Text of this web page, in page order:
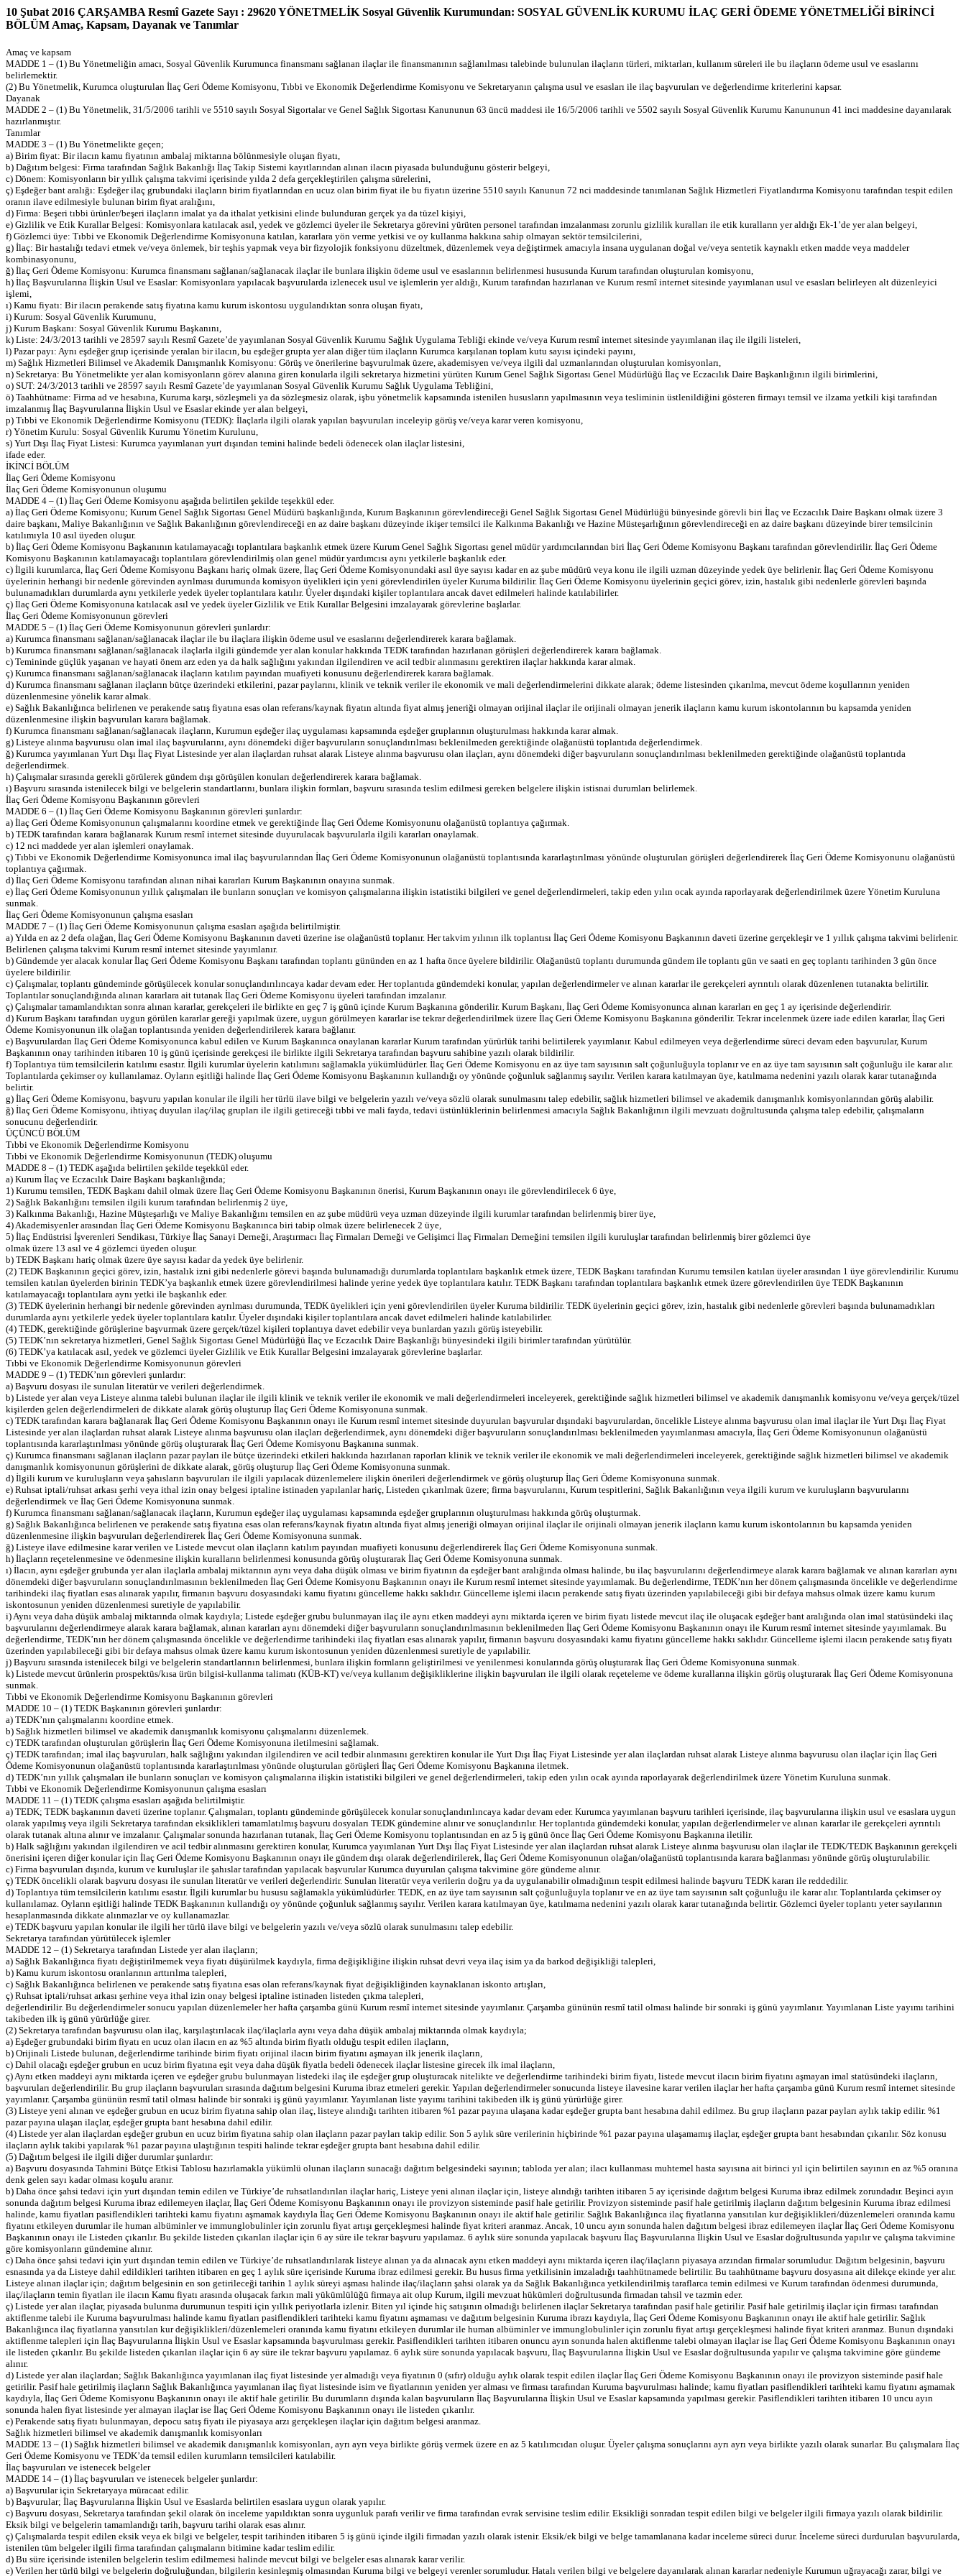
10 Şubat 2016 ÇARŞAMBA Resmî Gazete Sayı : 29620 YÖNETMELİK Sosyal Güvenlik Kurumundan: SOSYAL GÜVENLİK KURUMU İLAÇ GERİ ÖDEME YÖNETMELİĞİ BİRİNCİ
BÖLÜM Amaç, Kapsam, Dayanak ve Tanımlar
Amaç ve kapsam
MADDE 1 – (1) Bu Yönetmeliğin amacı, Sosyal Güvenlik Kurumunca finansmanı sağlanan ilaçlar ile finansmanının sağlanılması talebinde bulunulan ilaçların türleri, miktarları, kullanım süreleri ile bu ilaçların ödeme usul ve esaslarını
belirlemektir.
(2) Bu Yönetmelik, Kurumca oluşturulan İlaç Geri Ödeme Komisyonu, Tıbbi ve Ekonomik Değerlendirme Komisyonu ve Sekretaryanın çalışma usul ve esasları ile ilaç başvuruları ve değerlendirme kriterlerini kapsar.
Dayanak
MADDE 2 – (1) Bu Yönetmelik, 31/5/2006 tarihli ve 5510 sayılı Sosyal Sigortalar ve Genel Sağlık Sigortası Kanununun 63 üncü maddesi ile 16/5/2006 tarihli ve 5502 sayılı Sosyal Güvenlik Kurumu Kanununun 41 inci maddesine dayanılarak
hazırlanmıştır.
Tanımlar
MADDE 3 – (1) Bu Yönetmelikte geçen;
a) Birim fiyat: Bir ilacın kamu fiyatının ambalaj miktarına bölünmesiyle oluşan fiyatı,
b) Dağıtım belgesi: Firma tarafından Sağlık Bakanlığı İlaç Takip Sistemi kayıtlarından alınan ilacın piyasada bulunduğunu gösterir belgeyi,
c) Dönem: Komisyonların bir yıllık çalışma takvimi içerisinde yılda 2 defa gerçekleştirilen çalışma sürelerini,
ç) Eşdeğer bant aralığı: Eşdeğer ilaç grubundaki ilaçların birim fiyatlarından en ucuz olan birim fiyat ile bu fiyatın üzerine 5510 sayılı Kanunun 72 nci maddesinde tanımlanan Sağlık Hizmetleri Fiyatlandırma Komisyonu tarafından tespit edilen
oranın ilave edilmesiyle bulunan birim fiyat aralığını,
d) Firma: Beşeri tıbbi ürünler/beşeri ilaçların imalat ya da ithalat yetkisini elinde bulunduran gerçek ya da tüzel kişiyi,
e) Gizlilik ve Etik Kurallar Belgesi: Komisyonlara katılacak asıl, yedek ve gözlemci üyeler ile Sekretarya görevini yürüten personel tarafından imzalanması zorunlu gizlilik kuralları ile etik kuralların yer aldığı Ek-1’de yer alan belgeyi,
f) Gözlemci üye: Tıbbi ve Ekonomik Değerlendirme Komisyonuna katılan, kararlara yön verme yetkisi ve oy kullanma hakkına sahip olmayan sektör temsilcilerini,
g) İlaç: Bir hastalığı tedavi etmek ve/veya önlemek, bir teşhis yapmak veya bir fizyolojik fonksiyonu düzeltmek, düzenlemek veya değiştirmek amacıyla insana uygulanan doğal ve/veya sentetik kaynaklı etken madde veya maddeler
kombinasyonunu,
ğ) İlaç Geri Ödeme Komisyonu: Kurumca finansmanı sağlanan/sağlanacak ilaçlar ile bunlara ilişkin ödeme usul ve esaslarının belirlenmesi hususunda Kurum tarafından oluşturulan komisyonu,
h) İlaç Başvurularına İlişkin Usul ve Esaslar: Komisyonlara yapılacak başvurularda izlenecek usul ve işlemlerin yer aldığı, Kurum tarafından hazırlanan ve Kurum resmî internet sitesinde yayımlanan usul ve esasları belirleyen alt düzenleyici
işlemi,
ı) Kamu fiyatı: Bir ilacın perakende satış fiyatına kamu kurum iskontosu uygulandıktan sonra oluşan fiyatı,
i) Kurum: Sosyal Güvenlik Kurumunu,
j) Kurum Başkanı: Sosyal Güvenlik Kurumu Başkanını,
k) Liste: 24/3/2013 tarihli ve 28597 sayılı Resmî Gazete’de yayımlanan Sosyal Güvenlik Kurumu Sağlık Uygulama Tebliği ekinde ve/veya Kurum resmî internet sitesinde yayımlanan ilaç ile ilgili listeleri,
l) Pazar payı: Aynı eşdeğer grup içerisinde yeralan bir ilacın, bu eşdeğer grupta yer alan diğer tüm ilaçların Kurumca karşılanan toplam kutu sayısı içindeki payını,
m) Sağlık Hizmetleri Bilimsel ve Akademik Danışmanlık Komisyonu: Görüş ve önerilerine başvurulmak üzere, akademisyen ve/veya ilgili dal uzmanlarından oluşturulan komisyonları,
n) Sekretarya: Bu Yönetmelikte yer alan komisyonların görev alanına giren konularla ilgili sekretarya hizmetini yürüten Kurum Genel Sağlık Sigortası Genel Müdürlüğü İlaç ve Eczacılık Daire Başkanlığının ilgili birimlerini,
o) SUT: 24/3/2013 tarihli ve 28597 sayılı Resmî Gazete’de yayımlanan Sosyal Güvenlik Kurumu Sağlık Uygulama Tebliğini,
ö) Taahhütname: Firma ad ve hesabına, Kuruma karşı, sözleşmeli ya da sözleşmesiz olarak, işbu yönetmelik kapsamında istenilen hususların yapılmasının veya tesliminin üstlenildiğini gösteren firmayı temsil ve ilzama yetkili kişi tarafından
imzalanmış İlaç Başvurularına İlişkin Usul ve Esaslar ekinde yer alan belgeyi,
p) Tıbbi ve Ekonomik Değerlendirme Komisyonu (TEDK): İlaçlarla ilgili olarak yapılan başvuruları inceleyip görüş ve/veya karar veren komisyonu,
r) Yönetim Kurulu: Sosyal Güvenlik Kurumu Yönetim Kurulunu,
s) Yurt Dışı İlaç Fiyat Listesi: Kurumca yayımlanan yurt dışından temini halinde bedeli ödenecek olan ilaçlar listesini,
ifade eder.
İKİNCİ BÖLÜM
İlaç Geri Ödeme Komisyonu
İlaç Geri Ödeme Komisyonunun oluşumu
MADDE 4 – (1) İlaç Geri Ödeme Komisyonu aşağıda belirtilen şekilde teşekkül eder.
a) İlaç Geri Ödeme Komisyonu; Kurum Genel Sağlık Sigortası Genel Müdürü başkanlığında, Kurum Başkanının görevlendireceği Genel Sağlık Sigortası Genel Müdürlüğü bünyesinde görevli biri İlaç ve Eczacılık Daire Başkanı olmak üzere 3
daire başkanı, Maliye Bakanlığının ve Sağlık Bakanlığının görevlendireceği en az daire başkanı düzeyinde ikişer temsilci ile Kalkınma Bakanlığı ve Hazine Müsteşarlığının görevlendireceği en az daire başkanı düzeyinde birer temsilcinin
katılımıyla 10 asıl üyeden oluşur.
b) İlaç Geri Ödeme Komisyonu Başkanının katılamayacağı toplantılara başkanlık etmek üzere Kurum Genel Sağlık Sigortası genel müdür yardımcılarından biri İlaç Geri Ödeme Komisyonu Başkanı tarafından görevlendirilir. İlaç Geri Ödeme
Komisyonu Başkanının katılamayacağı toplantılara görevlendirilmiş olan genel müdür yardımcısı aynı yetkilerle başkanlık eder.
c) İlgili kurumlarca, İlaç Geri Ödeme Komisyonu Başkanı hariç olmak üzere, İlaç Geri Ödeme Komisyonundaki asıl üye sayısı kadar en az şube müdürü veya konu ile ilgili uzman düzeyinde yedek üye belirlenir. İlaç Geri Ödeme Komisyonu
üyelerinin herhangi bir nedenle görevinden ayrılması durumunda komisyon üyelikleri için yeni görevlendirilen üyeler Kuruma bildirilir. İlaç Geri Ödeme Komisyonu üyelerinin geçici görev, izin, hastalık gibi nedenlerle görevleri başında
bulunamadıkları durumlarda aynı yetkilerle yedek üyeler toplantılara katılır. Üyeler dışındaki kişiler toplantılara ancak davet edilmeleri halinde katılabilirler.
ç) İlaç Geri Ödeme Komisyonuna katılacak asıl ve yedek üyeler Gizlilik ve Etik Kurallar Belgesini imzalayarak görevlerine başlarlar.
İlaç Geri Ödeme Komisyonunun görevleri
MADDE 5 – (1) İlaç Geri Ödeme Komisyonunun görevleri şunlardır:
a) Kurumca finansmanı sağlanan/sağlanacak ilaçlar ile bu ilaçlara ilişkin ödeme usul ve esaslarını değerlendirerek karara bağlamak.
b) Kurumca finansmanı sağlanan/sağlanacak ilaçlarla ilgili gündemde yer alan konular hakkında TEDK tarafından hazırlanan görüşleri değerlendirerek karara bağlamak.
c) Temininde güçlük yaşanan ve hayati önem arz eden ya da halk sağlığını yakından ilgilendiren ve acil tedbir alınmasını gerektiren ilaçlar hakkında karar almak.
ç) Kurumca finansmanı sağlanan/sağlanacak ilaçların katılım payından muafiyeti konusunu değerlendirerek karara bağlamak.
d) Kurumca finansmanı sağlanan ilaçların bütçe üzerindeki etkilerini, pazar paylarını, klinik ve teknik veriler ile ekonomik ve mali değerlendirmelerini dikkate alarak; ödeme listesinden çıkarılma, mevcut ödeme koşullarının yeniden
düzenlenmesine yönelik karar almak.
e) Sağlık Bakanlığınca belirlenen ve perakende satış fiyatına esas olan referans/kaynak fiyatın altında fiyat almış jeneriği olmayan orijinal ilaçlar ile orijinali olmayan jenerik ilaçların kamu kurum iskontolarının bu kapsamda yeniden
düzenlenmesine ilişkin başvuruları karara bağlamak.
f) Kurumca finansmanı sağlanan/sağlanacak ilaçların, Kurumun eşdeğer ilaç uygulaması kapsamında eşdeğer gruplarının oluşturulması hakkında karar almak.
g) Listeye alınma başvurusu olan imal ilaç başvurularını, aynı dönemdeki diğer başvuruların sonuçlandırılması beklenilmeden gerektiğinde olağanüstü toplantıda değerlendirmek.
ğ) Kurumca yayımlanan Yurt Dışı İlaç Fiyat Listesinde yer alan ilaçlardan ruhsat alarak Listeye alınma başvurusu olan ilaçları, aynı dönemdeki diğer başvuruların sonuçlandırılması beklenilmeden gerektiğinde olağanüstü toplantıda
değerlendirmek.
h) Çalışmalar sırasında gerekli görülerek gündem dışı görüşülen konuları değerlendirerek karara bağlamak.
ı) Başvuru sırasında istenilecek bilgi ve belgelerin standartlarını, bunlara ilişkin formları, başvuru sırasında teslim edilmesi gereken belgelere ilişkin istisnai durumları belirlemek.
İlaç Geri Ödeme Komisyonu Başkanının görevleri
MADDE 6 – (1) İlaç Geri Ödeme Komisyonu Başkanının görevleri şunlardır:
a) İlaç Geri Ödeme Komisyonunun çalışmalarını koordine etmek ve gerektiğinde İlaç Geri Ödeme Komisyonunu olağanüstü toplantıya çağırmak.
b) TEDK tarafından karara bağlanarak Kurum resmî internet sitesinde duyurulacak başvurularla ilgili kararları onaylamak.
c) 12 nci maddede yer alan işlemleri onaylamak.
ç) Tıbbi ve Ekonomik Değerlendirme Komisyonunca imal ilaç başvurularından İlaç Geri Ödeme Komisyonunun olağanüstü toplantısında kararlaştırılması yönünde oluşturulan görüşleri değerlendirerek İlaç Geri Ödeme Komisyonunu olağanüstü
toplantıya çağırmak.
d) İlaç Geri Ödeme Komisyonu tarafından alınan nihai kararları Kurum Başkanının onayına sunmak.
e) İlaç Geri Ödeme Komisyonunun yıllık çalışmaları ile bunların sonuçları ve komisyon çalışmalarına ilişkin istatistiki bilgileri ve genel değerlendirmeleri, takip eden yılın ocak ayında raporlayarak değerlendirilmek üzere Yönetim Kuruluna
sunmak.
İlaç Geri Ödeme Komisyonunun çalışma esasları
MADDE 7 – (1) İlaç Geri Ödeme Komisyonunun çalışma esasları aşağıda belirtilmiştir.
a) Yılda en az 2 defa olağan, İlaç Geri Ödeme Komisyonu Başkanının daveti üzerine ise olağanüstü toplanır. Her takvim yılının ilk toplantısı İlaç Geri Ödeme Komisyonu Başkanının daveti üzerine gerçekleşir ve 1 yıllık çalışma takvimi belirlenir.
Belirlenen çalışma takvimi Kurum resmî internet sitesinde yayımlanır.
b) Gündemde yer alacak konular İlaç Geri Ödeme Komisyonu Başkanı tarafından toplantı gününden en az 1 hafta önce üyelere bildirilir. Olağanüstü toplantı durumunda gündem ile toplantı gün ve saati en geç toplantı tarihinden 3 gün önce
üyelere bildirilir.
c) Çalışmalar, toplantı gündeminde görüşülecek konular sonuçlandırılıncaya kadar devam eder. Her toplantıda gündemdeki konular, yapılan değerlendirmeler ve alınan kararlar ile gerekçeleri ayrıntılı olarak düzenlenen tutanakta belirtilir.
Toplantılar sonuçlandığında alınan kararlara ait tutanak İlaç Geri Ödeme Komisyonu üyeleri tarafından imzalanır.
ç) Çalışmalar tamamlandıktan sonra alınan kararlar, gerekçeleri ile birlikte en geç 7 iş günü içinde Kurum Başkanına gönderilir. Kurum Başkanı, İlaç Geri Ödeme Komisyonunca alınan kararları en geç 1 ay içerisinde değerlendirir.
d) Kurum Başkanı tarafından uygun görülen kararlar gereği yapılmak üzere, uygun görülmeyen kararlar ise tekrar değerlendirilmek üzere İlaç Geri Ödeme Komisyonu Başkanına gönderilir. Tekrar incelenmek üzere iade edilen kararlar, İlaç Geri
Ödeme Komisyonunun ilk olağan toplantısında yeniden değerlendirilerek karara bağlanır.
e) Başvurulardan İlaç Geri Ödeme Komisyonunca kabul edilen ve Kurum Başkanınca onaylanan kararlar Kurum tarafından yürürlük tarihi belirtilerek yayımlanır. Kabul edilmeyen veya değerlendirme süreci devam eden başvurular, Kurum
Başkanının onay tarihinden itibaren 10 iş günü içerisinde gerekçesi ile birlikte ilgili Sekretarya tarafından başvuru sahibine yazılı olarak bildirilir.
f) Toplantıya tüm temsilcilerin katılımı esastır. İlgili kurumlar üyelerin katılımını sağlamakla yükümlüdürler. İlaç Geri Ödeme Komisyonu en az üye tam sayısının salt çoğunluğuyla toplanır ve en az üye tam sayısının salt çoğunluğu ile karar alır.
Toplantılarda çekimser oy kullanılamaz. Oyların eşitliği halinde İlaç Geri Ödeme Komisyonu Başkanının kullandığı oy yönünde çoğunluk sağlanmış sayılır. Verilen karara katılmayan üye, katılmama nedenini yazılı olarak karar tutanağında
belirtir.
g) İlaç Geri Ödeme Komisyonu, başvuru yapılan konular ile ilgili her türlü ilave bilgi ve belgelerin yazılı ve/veya sözlü olarak sunulmasını talep edebilir, sağlık hizmetleri bilimsel ve akademik danışmanlık komisyonlarından görüş alabilir.
ğ) İlaç Geri Ödeme Komisyonu, ihtiyaç duyulan ilaç/ilaç grupları ile ilgili getireceği tıbbi ve mali fayda, tedavi üstünlüklerinin belirlenmesi amacıyla Sağlık Bakanlığının ilgili mevzuatı doğrultusunda çalışma talep edebilir, çalışmaların
sonucunu değerlendirir.
ÜÇÜNCÜ BÖLÜM
Tıbbi ve Ekonomik Değerlendirme Komisyonu
Tıbbi ve Ekonomik Değerlendirme Komisyonunun (TEDK) oluşumu
MADDE 8 – (1) TEDK aşağıda belirtilen şekilde teşekkül eder.
a) Kurum İlaç ve Eczacılık Daire Başkanı başkanlığında;
1) Kurumu temsilen, TEDK Başkanı dahil olmak üzere İlaç Geri Ödeme Komisyonu Başkanının önerisi, Kurum Başkanının onayı ile görevlendirilecek 6 üye,
2) Sağlık Bakanlığını temsilen ilgili kurum tarafından belirlenmiş 2 üye,
3) Kalkınma Bakanlığı, Hazine Müşteşarlığı ve Maliye Bakanlığını temsilen en az şube müdürü veya uzman düzeyinde ilgili kurumlar tarafından belirlenmiş birer üye,
4) Akademisyenler arasından İlaç Geri Ödeme Komisyonu Başkanınca biri tabip olmak üzere belirlenecek 2 üye,
5) İlaç Endüstrisi İşverenleri Sendikası, Türkiye İlaç Sanayi Derneği, Araştırmacı İlaç Firmaları Derneği ve Gelişimci İlaç Firmaları Derneğini temsilen ilgili kuruluşlar tarafından belirlenmiş birer gözlemci üye
olmak üzere 13 asıl ve 4 gözlemci üyeden oluşur.
b) TEDK Başkanı hariç olmak üzere üye sayısı kadar da yedek üye belirlenir.
(2) TEDK Başkanının geçici görev, izin, hastalık izni gibi nedenlerle görevi başında bulunamadığı durumlarda toplantılara başkanlık etmek üzere, TEDK Başkanı tarafından Kurumu temsilen katılan üyeler arasından 1 üye görevlendirilir. Kurumu
temsilen katılan üyelerden birinin TEDK’ya başkanlık etmek üzere görevlendirilmesi halinde yerine yedek üye toplantılara katılır. TEDK Başkanı tarafından toplantılara başkanlık etmek üzere görevlendirilen üye TEDK Başkanının
katılamayacağı toplantılara aynı yetki ile başkanlık eder.
(3) TEDK üyelerinin herhangi bir nedenle görevinden ayrılması durumunda, TEDK üyelikleri için yeni görevlendirilen üyeler Kuruma bildirilir. TEDK üyelerinin geçici görev, izin, hastalık gibi nedenlerle görevleri başında bulunamadıkları
durumlarda aynı yetkilerle yedek üyeler toplantılara katılır. Üyeler dışındaki kişiler toplantılara ancak davet edilmeleri halinde katılabilirler.
(4) TEDK, gerektiğinde görüşlerine başvurmak üzere gerçek/tüzel kişileri toplantıya davet edebilir veya bunlardan yazılı görüş isteyebilir.
(5) TEDK’nın sekretarya hizmetleri, Genel Sağlık Sigortası Genel Müdürlüğü İlaç ve Eczacılık Daire Başkanlığı bünyesindeki ilgili birimler tarafından yürütülür.
(6) TEDK’ya katılacak asıl, yedek ve gözlemci üyeler Gizlilik ve Etik Kurallar Belgesini imzalayarak görevlerine başlarlar.
Tıbbi ve Ekonomik Değerlendirme Komisyonunun görevleri
MADDE 9 – (1) TEDK’nın görevleri şunlardır:
a) Başvuru dosyası ile sunulan literatür ve verileri değerlendirmek.
b) Listede yer alan veya Listeye alınma talebi bulunan ilaçlar ile ilgili klinik ve teknik veriler ile ekonomik ve mali değerlendirmeleri inceleyerek, gerektiğinde sağlık hizmetleri bilimsel ve akademik danışmanlık komisyonu ve/veya gerçek/tüzel
kişilerden gelen değerlendirmeleri de dikkate alarak görüş oluşturup İlaç Geri Ödeme Komisyonuna sunmak.
c) TEDK tarafından karara bağlanarak İlaç Geri Ödeme Komisyonu Başkanının onayı ile Kurum resmî internet sitesinde duyurulan başvurular dışındaki başvurulardan, öncelikle Listeye alınma başvurusu olan imal ilaçlar ile Yurt Dışı İlaç Fiyat
Listesinde yer alan ilaçlardan ruhsat alarak Listeye alınma başvurusu olan ilaçları değerlendirmek, aynı dönemdeki diğer başvuruların sonuçlandırılması beklenilmeden yayımlanması amacıyla, İlaç Geri Ödeme Komisyonunun olağanüstü
toplantısında kararlaştırılması yönünde görüş oluşturarak İlaç Geri Ödeme Komisyonu Başkanına sunmak.
ç) Kurumca finansmanı sağlanan ilaçların pazar payları ile bütçe üzerindeki etkileri hakkında hazırlanan raporları klinik ve teknik veriler ile ekonomik ve mali değerlendirmeleri inceleyerek, gerektiğinde sağlık hizmetleri bilimsel ve akademik
danışmanlık komisyonunun görüşlerini de dikkate alarak, görüş oluşturup İlaç Geri Ödeme Komisyonuna sunmak.
d) İlgili kurum ve kuruluşların veya şahısların başvuruları ile ilgili yapılacak düzenlemelere ilişkin önerileri değerlendirmek ve görüş oluşturup İlaç Geri Ödeme Komisyonuna sunmak.
e) Ruhsat iptali/ruhsat arkası şerhi veya ithal izin onay belgesi iptaline istinaden yapılanlar hariç, Listeden çıkarılmak üzere; firma başvurularını, Kurum tespitlerini, Sağlık Bakanlığının veya ilgili kurum ve kuruluşların başvurularını
değerlendirmek ve İlaç Geri Ödeme Komisyonuna sunmak.
f) Kurumca finansmanı sağlanan/sağlanacak ilaçların, Kurumun eşdeğer ilaç uygulaması kapsamında eşdeğer gruplarının oluşturulması hakkında görüş oluşturmak.
g) Sağlık Bakanlığınca belirlenen ve perakende satış fiyatına esas olan referans/kaynak fiyatın altında fiyat almış jeneriği olmayan orijinal ilaçlar ile orijinali olmayan jenerik ilaçların kamu kurum iskontolarının bu kapsamda yeniden
düzenlenmesine ilişkin başvuruları değerlendirerek İlaç Geri Ödeme Komisyonuna sunmak.
ğ) Listeye ilave edilmesine karar verilen ve Listede mevcut olan ilaçların katılım payından muafiyeti konusunu değerlendirerek İlaç Geri Ödeme Komisyonuna sunmak.
h) İlaçların reçetelenmesine ve ödenmesine ilişkin kuralların belirlenmesi konusunda görüş oluşturarak İlaç Geri Ödeme Komisyonuna sunmak.
ı) İlacın, aynı eşdeğer grubunda yer alan ilaçlarla ambalaj miktarının aynı veya daha düşük olması ve birim fiyatının da eşdeğer bant aralığında olması halinde, bu ilaç başvurularını değerlendirmeye alarak karara bağlamak ve alınan kararları aynı
dönemdeki diğer başvuruların sonuçlandırılmasının beklenilmeden İlaç Geri Ödeme Komisyonu Başkanının onayı ile Kurum resmî internet sitesinde yayımlamak. Bu değerlendirme, TEDK’nın her dönem çalışmasında öncelikle ve değerlendirme
tarihindeki ilaç fiyatları esas alınarak yapılır, firmanın başvuru dosyasındaki kamu fiyatını güncelleme hakkı saklıdır. Güncelleme işlemi ilacın perakende satış fiyatı üzerinden yapılabileceği gibi bir defaya mahsus olmak üzere kamu kurum
iskontosunun yeniden düzenlenmesi suretiyle de yapılabilir.
i) Aynı veya daha düşük ambalaj miktarında olmak kaydıyla; Listede eşdeğer grubu bulunmayan ilaç ile aynı etken maddeyi aynı miktarda içeren ve birim fiyatı listede mevcut ilaç ile oluşacak eşdeğer bant aralığında olan imal statüsündeki ilaç
başvurularını değerlendirmeye alarak karara bağlamak, alınan kararları aynı dönemdeki diğer başvuruların sonuçlandırılmasının beklenilmeden İlaç Geri Ödeme Komisyonu Başkanının onayı ile Kurum resmî internet sitesinde yayımlamak. Bu
değerlendirme, TEDK’nın her dönem çalışmasında öncelikle ve değerlendirme tarihindeki ilaç fiyatları esas alınarak yapılır, firmanın başvuru dosyasındaki kamu fiyatını güncelleme hakkı saklıdır. Güncelleme işlemi ilacın perakende satış fiyatı
üzerinden yapılabileceği gibi bir defaya mahsus olmak üzere kamu kurum iskontosunun yeniden düzenlenmesi suretiyle de yapılabilir.
j) Başvuru sırasında istenilecek bilgi ve belgelerin standartlarının belirlenmesi, bunlara ilişkin formların geliştirilmesi ve yenilenmesi konularında görüş oluşturarak İlaç Geri Ödeme Komisyonuna sunmak.
k) Listede mevcut ürünlerin prospektüs/kısa ürün bilgisi-kullanma talimatı (KÜB-KT) ve/veya kullanım değişikliklerine ilişkin başvuruları ile ilgili olarak reçeteleme ve ödeme kurallarına ilişkin görüş oluşturarak İlaç Geri Ödeme Komisyonuna
sunmak.
Tıbbi ve Ekonomik Değerlendirme Komisyonu Başkanının görevleri
MADDE 10 – (1) TEDK Başkanının görevleri şunlardır:
a) TEDK’nın çalışmalarını koordine etmek.
b) Sağlık hizmetleri bilimsel ve akademik danışmanlık komisyonu çalışmalarını düzenlemek.
c) TEDK tarafından oluşturulan görüşlerin İlaç Geri Ödeme Komisyonuna iletilmesini sağlamak.
ç) TEDK tarafından; imal ilaç başvuruları, halk sağlığını yakından ilgilendiren ve acil tedbir alınmasını gerektiren konular ile Yurt Dışı İlaç Fiyat Listesinde yer alan ilaçlardan ruhsat alarak Listeye alınma başvurusu olan ilaçlar için İlaç Geri
Ödeme Komisyonunun olağanüstü toplantısında kararlaştırılması yönünde oluşturulan görüşleri İlaç Geri Ödeme Komisyonu Başkanına iletmek.
d) TEDK’nın yıllık çalışmaları ile bunların sonuçları ve komisyon çalışmalarına ilişkin istatistiki bilgileri ve genel değerlendirmeleri, takip eden yılın ocak ayında raporlayarak değerlendirilmek üzere Yönetim Kuruluna sunmak.
Tıbbi ve Ekonomik Değerlendirme Komisyonunun çalışma esasları
MADDE 11 – (1) TEDK çalışma esasları aşağıda belirtilmiştir.
a) TEDK; TEDK başkanının daveti üzerine toplanır. Çalışmaları, toplantı gündeminde görüşülecek konular sonuçlandırılıncaya kadar devam eder. Kurumca yayımlanan başvuru tarihleri içerisinde, ilaç başvurularına ilişkin usul ve esaslara uygun
olarak yapılmış veya ilgili Sekretarya tarafından eksiklikleri tamamlatılmış başvuru dosyaları TEDK gündemine alınır ve sonuçlandırılır. Her toplantıda gündemdeki konular, yapılan değerlendirmeler ve alınan kararlar ile gerekçeleri ayrıntılı
olarak tutanak altına alınır ve imzalanır. Çalışmalar sonunda hazırlanan tutanak, İlaç Geri Ödeme Komisyonu toplantısından en az 5 iş günü önce İlaç Geri Ödeme Komisyonu Başkanına iletilir.
b) Halk sağlığını yakından ilgilendiren ve acil tedbir alınmasını gerektiren konular, Kurumca yayımlanan Yurt Dışı İlaç Fiyat Listesinde yer alan ilaçlardan ruhsat alarak Listeye alınma başvurusu olan ilaçlar ile TEDK/TEDK Başkanının gerekçeli
önerisini içeren diğer konular için İlaç Geri Ödeme Komisyonu Başkanının onayı ile gündem dışı olarak değerlendirilerek, İlaç Geri Ödeme Komisyonunun olağan/olağanüstü toplantısında karara bağlanması yönünde görüş oluşturulabilir.
c) Firma başvuruları dışında, kurum ve kuruluşlar ile şahıslar tarafından yapılacak başvurular Kurumca duyurulan çalışma takvimine göre gündeme alınır.
ç) TEDK öncelikli olarak başvuru dosyası ile sunulan literatür ve verileri değerlendirir. Sunulan literatür veya verilerin doğru ya da uygulanabilir olmadığının tespit edilmesi halinde başvuru TEDK kararı ile reddedilir.
d) Toplantıya tüm temsilcilerin katılımı esastır. İlgili kurumlar bu hususu sağlamakla yükümlüdürler. TEDK, en az üye tam sayısının salt çoğunluğuyla toplanır ve en az üye tam sayısının salt çoğunluğu ile karar alır. Toplantılarda çekimser oy
kullanılamaz. Oyların eşitliği halinde TEDK Başkanının kullandığı oy yönünde çoğunluk sağlanmış sayılır. Verilen karara katılmayan üye, katılmama nedenini yazılı olarak karar tutanağında belirtir. Gözlemci üyeler toplantı yeter sayılarının
hesaplanmasında dikkate alınmazlar ve oy kullanamazlar.
e) TEDK başvuru yapılan konular ile ilgili her türlü ilave bilgi ve belgelerin yazılı ve/veya sözlü olarak sunulmasını talep edebilir.
Sekretarya tarafından yürütülecek işlemler
MADDE 12 – (1) Sekretarya tarafından Listede yer alan ilaçların;
a) Sağlık Bakanlığınca fiyatı değiştirilmemek veya fiyatı düşürülmek kaydıyla, firma değişikliğine ilişkin ruhsat devri veya ilaç isim ya da barkod değişikliği talepleri,
b) Kamu kurum iskontosu oranlarının arttırılma talepleri,
c) Sağlık Bakanlığınca belirlenen ve perakende satış fiyatına esas olan referans/kaynak fiyat değişikliğinden kaynaklanan iskonto artışları,
ç) Ruhsat iptali/ruhsat arkası şerhine veya ithal izin onay belgesi iptaline istinaden listeden çıkma talepleri,
değerlendirilir. Bu değerlendirmeler sonucu yapılan düzenlemeler her hafta çarşamba günü Kurum resmî internet sitesinde yayımlanır. Çarşamba gününün resmî tatil olması halinde bir sonraki iş günü yayımlanır. Yayımlanan Liste yayımı tarihini
takibeden ilk iş günü yürürlüğe girer.
(2) Sekretarya tarafından başvurusu olan ilaç, karşılaştırılacak ilaç/ilaçlarla aynı veya daha düşük ambalaj miktarında olmak kaydıyla;
a) Eşdeğer grubundaki birim fiyatı en ucuz olan ilacın en az %5 altında birim fiyatlı olduğu tespit edilen ilaçların,
b) Orijinali Listede bulunan, değerlendirme tarihinde birim fiyatı orijinal ilacın birim fiyatını aşmayan ilk jenerik ilaçların,
c) Dahil olacağı eşdeğer grubun en ucuz birim fiyatına eşit veya daha düşük fiyatla bedeli ödenecek ilaçlar listesine girecek ilk imal ilaçların,
ç) Aynı etken maddeyi aynı miktarda içeren ve eşdeğer grubu bulunmayan listedeki ilaç ile eşdeğer grup oluşturacak nitelikte ve değerlendirme tarihindeki birim fiyatı, listede mevcut ilacın birim fiyatını aşmayan imal statüsündeki ilaçların,
başvuruları değerlendirilir. Bu grup ilaçların başvuruları sırasında dağıtım belgesini Kuruma ibraz etmeleri gerekir. Yapılan değerlendirmeler sonucunda listeye ilavesine karar verilen ilaçlar her hafta çarşamba günü Kurum resmî internet sitesinde
yayımlanır. Çarşamba gününün resmî tatil olması halinde bir sonraki iş günü yayımlanır. Yayımlanan liste yayımı tarihini takibeden ilk iş günü yürürlüğe girer.
(3) Listeye yeni alınan ve eşdeğer grubun en ucuz birim fiyatına sahip olan ilaç, listeye alındığı tarihten itibaren %1 pazar payına ulaşana kadar eşdeğer grupta bant hesabına dahil edilmez. Bu grup ilaçların pazar payları aylık takip edilir. %1
pazar payına ulaşan ilaçlar, eşdeğer grupta bant hesabına dahil edilir.
(4) Listede yer alan ilaçlardan eşdeğer grubun en ucuz birim fiyatına sahip olan ilaçların pazar payları takip edilir. Son 5 aylık süre verilerinin hiçbirinde %1 pazar payına ulaşamamış ilaçlar, eşdeğer grupta bant hesabından çıkarılır. Söz konusu
ilaçların aylık takibi yapılarak %1 pazar payına ulaştığının tespiti halinde tekrar eşdeğer grupta bant hesabına dahil edilir.
(5) Dağıtım belgesi ile ilgili diğer durumlar şunlardır:
a) Başvuru dosyasında Tahmini Bütçe Etkisi Tablosu hazırlamakla yükümlü olunan ilaçların sunacağı dağıtım belgesindeki sayının; tabloda yer alan; ilacı kullanması muhtemel hasta sayısına ait birinci yıl için belirtilen sayının en az %5 oranına
denk gelen sayı kadar olması koşulu aranır.
b) Daha önce şahsi tedavi için yurt dışından temin edilen ve Türkiye’de ruhsatlandırılan ilaçlar hariç, Listeye yeni alınan ilaçlar için, listeye alındığı tarihten itibaren 5 ay içerisinde dağıtım belgesi Kuruma ibraz edilmek zorundadır. Beşinci ayın
sonunda dağıtım belgesi Kuruma ibraz edilemeyen ilaçlar, İlaç Geri Ödeme Komisyonu Başkanının onayı ile provizyon sisteminde pasif hale getirilir. Provizyon sisteminde pasif hale getirilmiş ilaçların dağıtım belgesinin Kuruma ibraz edilmesi
halinde, kamu fiyatları pasiflendikleri tarihteki kamu fiyatını aşmamak kaydıyla İlaç Geri Ödeme Komisyonu Başkanının onayı ile aktif hale getirilir. Sağlık Bakanlığınca ilaç fiyatlarına yansıtılan kur değişiklikleri/düzenlemeleri oranında kamu
fiyatını etkileyen durumlar ile human albüminler ve immunglobulinler için zorunlu fiyat artışı gerçekleşmesi halinde fiyat kriteri aranmaz. Ancak, 10 uncu ayın sonunda halen dağıtım belgesi ibraz edilemeyen ilaçlar İlaç Geri Ödeme Komisyonu
Başkanının onayı ile Listeden çıkarılır. Bu şekilde listeden çıkarılan ilaçlar için 6 ay süre ile tekrar başvuru yapılamaz. 6 aylık süre sonunda yapılacak başvuru İlaç Başvurularına İlişkin Usul ve Esaslar doğrultusunda yapılır ve çalışma takvimine
göre komisyonların gündemine alınır.
c) Daha önce şahsi tedavi için yurt dışından temin edilen ve Türkiye’de ruhsatlandırılarak listeye alınan ya da alınacak aynı etken maddeyi aynı miktarda içeren ilaç/ilaçların piyasaya arzından firmalar sorumludur. Dağıtım belgesinin, başvuru
esnasında ya da Listeye dahil edildikleri tarihten itibaren en geç 1 aylık süre içerisinde Kuruma ibraz edilmesi gerekir. Bu husus firma yetkilisinin imzaladığı taahhütnamede belirtilir. Bu taahhütname başvuru dosyasına ait dilekçe ekinde yer alır.
Listeye alınan ilaçlar için; dağıtım belgesinin en son getirileceği tarihin 1 aylık süreyi aşması halinde ilaç/ilaçların şahsi olarak ya da Sağlık Bakanlığınca yetkilendirilmiş taraflarca temin edilmesi ve Kurum tarafından ödenmesi durumunda,
ilaç/ilaçların temin fiyatları ile ilacın Kamu fiyatı arasında oluşacak farkın mali yükümlülüğü firmaya ait olup Kurum, ilgili mevzuat hükümleri doğrultusunda firmadan tahsil ve tazmin eder.
ç) Listede yer alan ilaçlar, piyasada bulunma durumunun tespiti için yıllık periyotlarla izlenir. Biten yıl içinde hiç satışının olmadığı belirlenen ilaçlar Sekretarya tarafından pasif hale getirilir. Pasif hale getirilmiş ilaçlar için firması tarafından
aktiflenme talebi ile Kuruma başvurulması halinde kamu fiyatları pasiflendikleri tarihteki kamu fiyatını aşmaması ve dağıtım belgesinin Kuruma ibrazı kaydıyla, İlaç Geri Ödeme Komisyonu Başkanının onayı ile aktif hale getirilir. Sağlık
Bakanlığınca ilaç fiyatlarına yansıtılan kur değişiklikleri/düzenlemeleri oranında kamu fiyatını etkileyen durumlar ile human albüminler ve immunglobulinler için zorunlu fiyat artışı gerçekleşmesi halinde fiyat kriteri aranmaz. Bunun dışındaki
aktiflenme talepleri için İlaç Başvurularına İlişkin Usul ve Esaslar kapsamında başvurulması gerekir. Pasiflendikleri tarihten itibaren onuncu ayın sonunda halen aktiflenme talebi olmayan ilaçlar ise İlaç Geri Ödeme Komisyonu Başkanının onayı
ile listeden çıkarılır. Bu şekilde listeden çıkarılan ilaçlar için 6 ay süre ile tekrar başvuru yapılamaz. 6 aylık süre sonunda yapılacak başvuru, İlaç Başvurularına İlişkin Usul ve Esaslar doğrultusunda yapılır ve çalışma takvimine göre gündeme
alınır.
d) Listede yer alan ilaçlardan; Sağlık Bakanlığınca yayımlanan ilaç fiyat listesinde yer almadığı veya fiyatının 0 (sıfır) olduğu aylık olarak tespit edilen ilaçlar İlaç Geri Ödeme Komisyonu Başkanının onayı ile provizyon sisteminde pasif hale
getirilir. Pasif hale getirilmiş ilaçların Sağlık Bakanlığınca yayımlanan ilaç fiyat listesinde isim ve fiyatlarının yeniden yer alması ve firması tarafından Kuruma başvurulması halinde; kamu fiyatları pasiflendikleri tarihteki kamu fiyatını aşmamak
kaydıyla, İlaç Geri Ödeme Komisyonu Başkanının onayı ile aktif hale getirilir. Bu durumların dışında kalan başvuruların İlaç Başvurularına İlişkin Usul ve Esaslar kapsamında yapılması gerekir. Pasiflendikleri tarihten itibaren 10 uncu ayın
sonunda halen fiyat listesinde yer almayan ilaçlar ise İlaç Geri Ödeme Komisyonu Başkanının onayı ile listeden çıkarılır.
e) Perakende satış fiyatı bulunmayan, depocu satış fiyatı ile piyasaya arzı gerçekleşen ilaçlar için dağıtım belgesi aranmaz.
Sağlık hizmetleri bilimsel ve akademik danışmanlık komisyonları
MADDE 13 – (1) Sağlık hizmetleri bilimsel ve akademik danışmanlık komisyonları, ayrı ayrı veya birlikte görüş vermek üzere en az 5 katılımcıdan oluşur. Üyeler çalışma sonuçlarını ayrı ayrı veya birlikte yazılı olarak sunarlar. Bu çalışmalara İlaç
Geri Ödeme Komisyonu ve TEDK’da temsil edilen kurumların temsilcileri katılabilir.
İlaç başvuruları ve istenecek belgeler
MADDE 14 – (1) İlaç başvuruları ve istenecek belgeler şunlardır:
a) Başvurular için Sekretaryaya müracaat edilir.
b) Başvurular; İlaç Başvurularına İlişkin Usul ve Esaslarda belirtilen esaslara uygun olarak yapılır.
c) Başvuru dosyası, Sekretarya tarafından şekil olarak ön inceleme yapıldıktan sonra uygunluk parafı verilir ve firma tarafından evrak servisine teslim edilir. Eksikliği sonradan tespit edilen bilgi ve belgeler ilgili firmaya yazılı olarak bildirilir.
Eksik bilgi ve belgelerin tamamlandığı tarih, başvuru tarihi olarak esas alınır.
ç) Çalışmalarda tespit edilen eksik veya ek bilgi ve belgeler, tespit tarihinden itibaren 5 iş günü içinde ilgili firmadan yazılı olarak istenir. Eksik/ek bilgi ve belge tamamlanana kadar inceleme süreci durur. İnceleme süreci durdurulan başvurularda,
istenilen tüm belgeler ilgili firma tarafından çalışmaların bitimine kadar teslim edilir.
d) Bu süre içerisinde istenilen belgelerin teslim edilmemesi halinde mevcut bilgi ve belgeler esas alınarak karar verilir.
e) Verilen her türlü bilgi ve belgelerin doğruluğundan, bilgilerin kesinleşmiş olmasından Kuruma bilgi ve belgeyi verenler sorumludur. Hatalı verilen bilgi ve belgelere dayanılarak alınan kararlar nedeniyle Kurumun uğrayacağı zarar, bilgi ve